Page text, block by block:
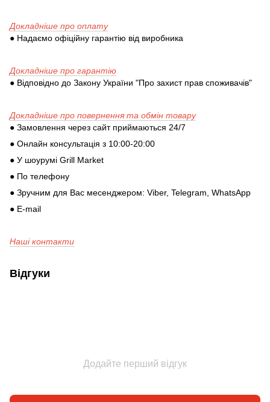
Докладніше про оплату
● Надаємо офіційну гарантію від виробника
Докладніше про гарантію
● Відповідно до Закону України "Про захист прав споживачів"
Докладніше про повернення та обмін товару
● Замовлення через сайт приймаються 24/7
● Онлайн консультація з 10:00-20:00
● У шоурумі Grill Market
● По телефону
● Зручним для Вас месенджером: Viber, Telegram, WhatsApp
● E-mail
Наші контакти
Відгуки
Додайте перший відгук